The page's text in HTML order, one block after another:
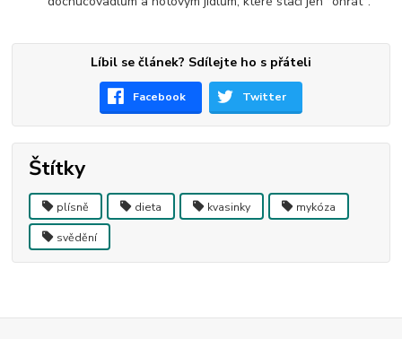
Líbil se článek? Sdílejte ho s přáteli
Facebook Twitter
Štítky
plísně dieta kvasinky mykóza
svědění